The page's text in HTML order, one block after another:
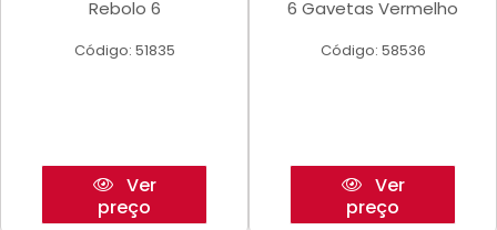
Rebolo 6
Código: 51835
Ver
preço
6 Gavetas Vermelho
Código: 58536
Ver
preço